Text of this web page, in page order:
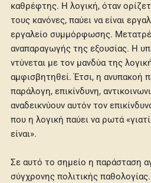
καθρέφτης. Η λογική, όταν
τους κανόνες, παύει να είναι
εργαλείο συμμόρφωσης.
αναπαραγωγής της εξουσίας. Η
ντύνεται με τον μανδύα της
αμφισβητηθεί. Έτσι, η ανυπακοή
παράλογη, επικίνδυνη,
αναδεικνύουν αυτόν τον
που η λογική παύει να ρωτά
είναι».
Σε αυτό το σημείο η παράσταση
σύγχρονης πολιτικής